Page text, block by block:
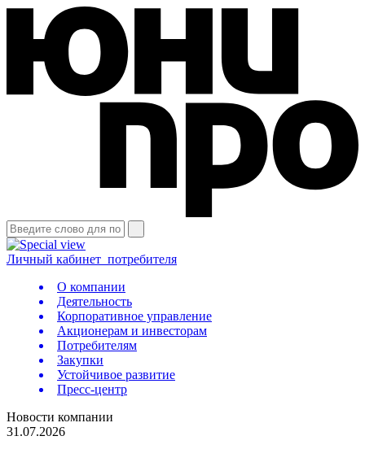
Личный кабинет потребителя
О компании
Деятельность
Корпоративное управление
Акционерам и инвесторам
Потребителям
Закупки
Устойчивое развитие
Пресс-центр
Новости компании
31.07.2026